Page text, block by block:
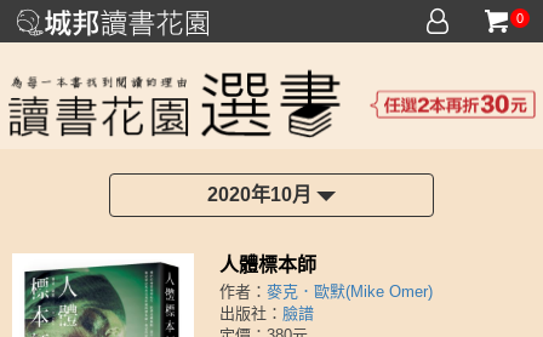
0
2020年10月
人體標本師
作者：麥克．歐默(Mike Omer)
出版社：臉譜